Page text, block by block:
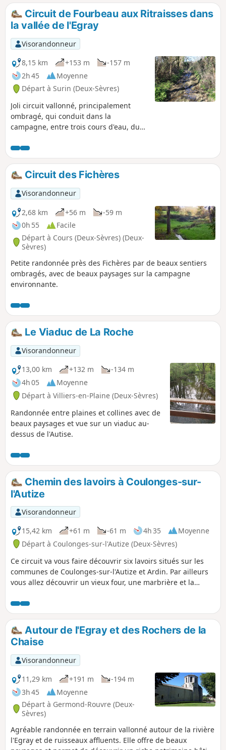
Circuit de Fourbeau aux Ritraisses dans
la vallée de l'Egray
Visorandonneur
8,15 km
+153 m
-157 m
2h 45
Moyenne
Départ à Surin (Deux-Sèvres)
Joli circuit vallonné, principalement
ombragé, qui conduit dans la
campagne, entre trois cours d'eau, du
deux chemins différents.
Circuit des Fichères
Visorandonneur
2,68 km
+56 m
-59 m
0h 55
Facile
Départ à Cours (Deux-Sèvres) (Deux-
Sèvres)
Petite randonnée près des Fichères par de beaux sentiers
ombragés, avec de beaux paysages sur la campagne
environnante.
Le Viaduc de La Roche
Visorandonneur
13,00 km
+132 m
-134 m
4h 05
Moyenne
Départ à Villiers-en-Plaine (Deux-Sèvres)
Randonnée entre plaines et collines avec de
beaux paysages et vue sur un viaduc au-
dessus de l'Autise.
Chemin des lavoirs à Coulonges-sur-
l'Autize
Visorandonneur
15,42 km
+61 m -61 m 4h 35
Moyenne
Départ à Coulonges-sur-l'Autize (Deux-Sèvres)
Ce circuit va vous faire découvrir six lavoirs situés sur les
communes de Coulonges-sur-l'Autize et Ardin. Par ailleurs
vous allez découvrir un vieux four, une marbrière et la
sur l'Autize.
Autour de l'Egray et des Rochers de la
Chaise
Visorandonneur
11,29 km
+191 m
-194 m
3h 45
Moyenne
Départ à Germond-Rouvre (Deux-
Sèvres)
Agréable randonnée en terrain vallonné autour de la rivière
l'Egray et de ruisseaux affluents. Elle offre de beaux